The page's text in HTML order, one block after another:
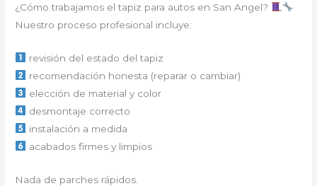
¿Cómo trabajamos el tapiz para autos en San Angel?
Nuestro proceso profesional incluye:
revisión del estado del tapiz
recomendación honesta (reparar o cambiar)
elección de material y color
desmontaje correcto
instalación a medida
acabados firmes y limpios
Nada de parches rápidos.